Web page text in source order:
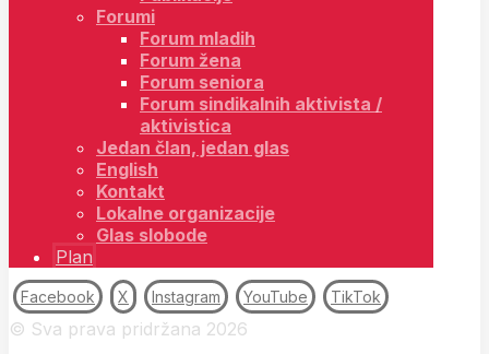
Forumi
Forum mladih
Forum žena
Forum seniora
Forum sindikalnih aktivista /
aktivistica
Jedan član, jedan glas
English
Kontakt
Lokalne organizacije
Glas slobode
Plan
Facebook X Instagram YouTube TikTok
© Sva prava pridržana 2026